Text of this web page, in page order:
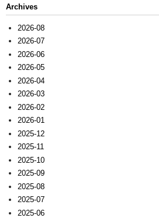
Archives
2026-08
2026-07
2026-06
2026-05
2026-04
2026-03
2026-02
2026-01
2025-12
2025-11
2025-10
2025-09
2025-08
2025-07
2025-06